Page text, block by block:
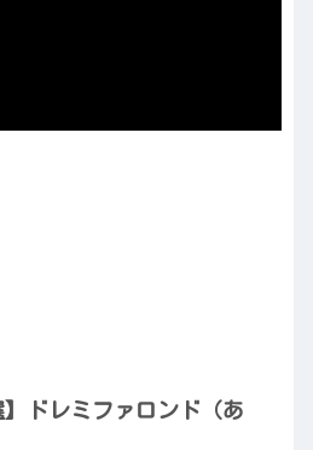
】ドレミファロンド（あ